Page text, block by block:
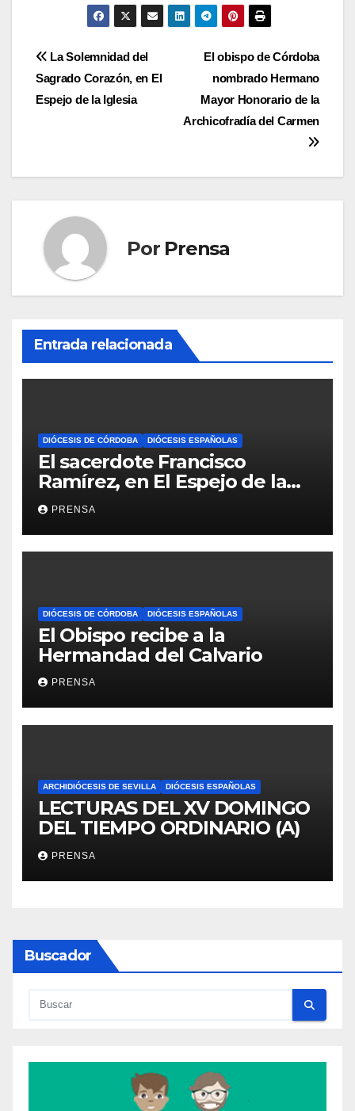
Navegación
de
El obispo de Córdoba
nombrado Hermano
Mayor Honorario de la
Archicofradía del Carmen
La Solemnidad del
Sagrado Corazón, en El
Espejo de la Iglesia
Por Prensa
Entrada relacionada
DIÓCESIS DE CÓRDOBA DIÓCESIS ESPAÑOLAS
El sacerdote Francisco
Ramírez, en El Espejo de la
Iglesia
PRENSA
DIÓCESIS DE CÓRDOBA DIÓCESIS ESPAÑOLAS
El Obispo recibe a la
Hermandad del Calvario
PRENSA
ARCHIDIÓCESIS DE SEVILLA DIÓCESIS ESPAÑOLAS
LECTURAS DEL XV DOMINGO
DEL TIEMPO ORDINARIO (A)
PRENSA
Buscador